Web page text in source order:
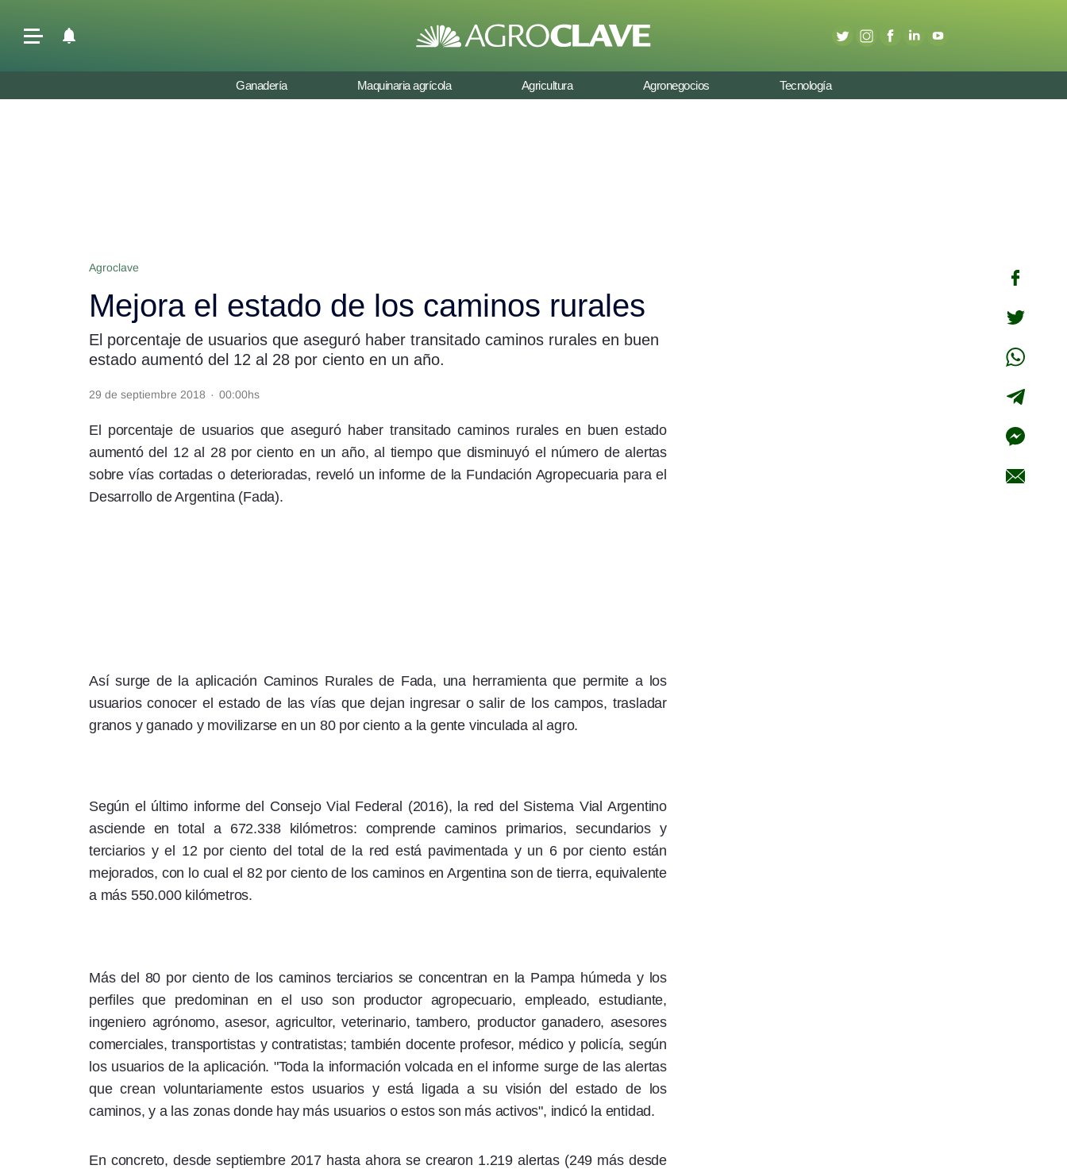
Seguinos
Ganadería Maquinaria agrícola Agricultura Agronegocios Tecnología
Agroclave
Mejora el estado de los caminos rurales
El porcentaje de usuarios que aseguró haber transitado caminos rurales en buen
estado aumentó del 12 al 28 por ciento en un año.
29 de septiembre 2018 · 00:00hs
El porcentaje de usuarios que aseguró haber transitado caminos rurales en buen estado
aumentó del 12 al 28 por ciento en un año, al tiempo que disminuyó el número de alertas
sobre vías cortadas o deterioradas, reveló un informe de la Fundación Agropecuaria para el
Desarrollo de Argentina (Fada).
Así surge de la aplicación Caminos Rurales de Fada, una herramienta que permite a los
usuarios conocer el estado de las vías que dejan ingresar o salir de los campos, trasladar
granos y ganado y movilizarse en un 80 por ciento a la gente vinculada al agro.
Según el último informe del Consejo Vial Federal (2016), la red del Sistema Vial Argentino
asciende en total a 672.338 kilómetros: comprende caminos primarios, secundarios y
terciarios y el 12 por ciento del total de la red está pavimentada y un 6 por ciento están
mejorados, con lo cual el 82 por ciento de los caminos en Argentina son de tierra, equivalente
a más 550.000 kilómetros.
Más del 80 por ciento de los caminos terciarios se concentran en la Pampa húmeda y los
perfiles que predominan en el uso son productor agropecuario, empleado, estudiante,
ingeniero agrónomo, asesor, agricultor, veterinario, tambero, productor ganadero, asesores
comerciales, transportistas y contratistas; también docente profesor, médico y policía, según
los usuarios de la aplicación. "Toda la información volcada en el informe surge de las alertas
que crean voluntariamente estos usuarios y está ligada a su visión del estado de los
caminos, y a las zonas donde hay más usuarios o estos son más activos", indicó la entidad.
En concreto, desde septiembre 2017 hasta ahora se crearon 1.219 alertas (249 más desde